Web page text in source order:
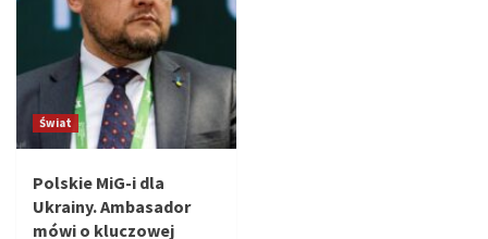
Świat
Polskie MiG-i dla
Ukrainy. Ambasador
mówi o kluczowej